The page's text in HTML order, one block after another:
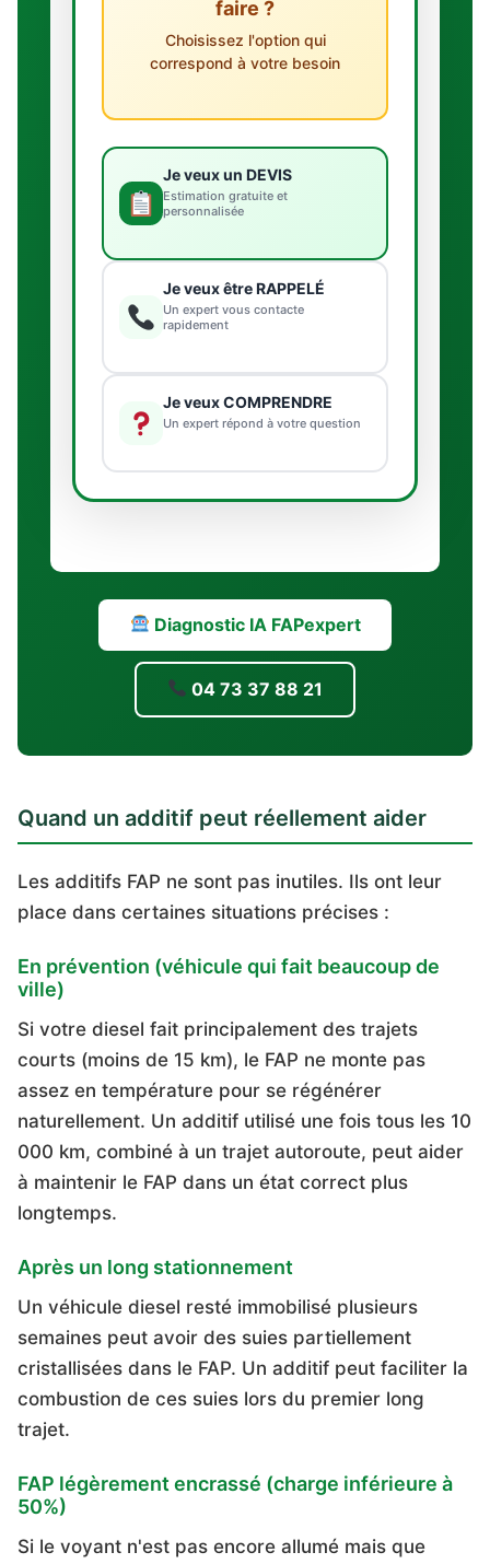
faire ?
Choisissez l'option qui
correspond à votre besoin
Je veux un DEVIS
Estimation gratuite et
personnalisée
Je veux être RAPPELÉ
Un expert vous contacte
rapidement
Je veux COMPRENDRE
Un expert répond à votre question
Diagnostic IA FAPexpert
04 73 37 88 21
Quand un additif peut réellement aider
Les additifs FAP ne sont pas inutiles. Ils ont leur
place dans certaines situations précises :
En prévention (véhicule qui fait beaucoup de
ville)
Si votre diesel fait principalement des trajets
courts (moins de 15 km), le FAP ne monte pas
assez en température pour se régénérer
naturellement. Un additif utilisé une fois tous les 10
000 km, combiné à un trajet autoroute, peut aider
à maintenir le FAP dans un état correct plus
longtemps.
Après un long stationnement
Un véhicule diesel resté immobilisé plusieurs
semaines peut avoir des suies partiellement
cristallisées dans le FAP. Un additif peut faciliter la
combustion de ces suies lors du premier long
trajet.
FAP légèrement encrassé (charge inférieure à
50%)
Si le voyant n'est pas encore allumé mais que